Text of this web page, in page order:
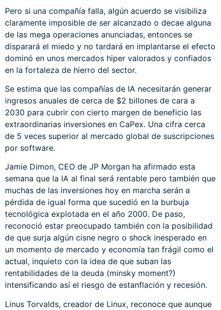
Pero si una compañía falla, algún acuerdo se visibiliza
claramente imposible de ser alcanzado o decae alguna
de las mega operaciones anunciadas, entonces se
disparará el miedo y no tardará en implantarse el efecto
dominó en unos mercados hiper valorados y confiados
en la fortaleza de hierro del sector.
Se estima que las compañías de IA necesitarán generar
ingresos anuales de cerca de $2 billones de cara a
2030 para cubrir con cierto margen de beneficio las
extraordinarias inversiones en CaPex. Una cifra cerca
de 5 veces superior al mercado global de suscripciones
por software.
Jamie Dimon, CEO de JP Morgan ha afirmado esta
semana que la IA al final será rentable pero también que
muchas de las inversiones hoy en marcha serán a
pérdida de igual forma que sucedió en la burbuja
tecnológica explotada en el año 2000. De paso,
reconoció estar preocupado también con la posibilidad
de que surja algún cisne negro o shock inesperado en
un momento de mercado y economía tan frágil como el
actual, inquieto con la idea de que suban las
rentabilidades de la deuda (minsky moment?)
intensificando así el riesgo de estanflación y recesión.
Linus Torvalds, creador de Linux, reconoce que aunque